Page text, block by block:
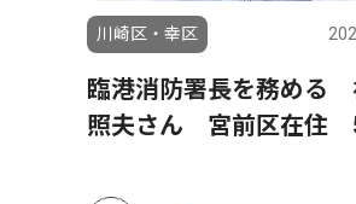
川崎区・幸区
臨港消防署長を務める
照夫さん 宮前区在住